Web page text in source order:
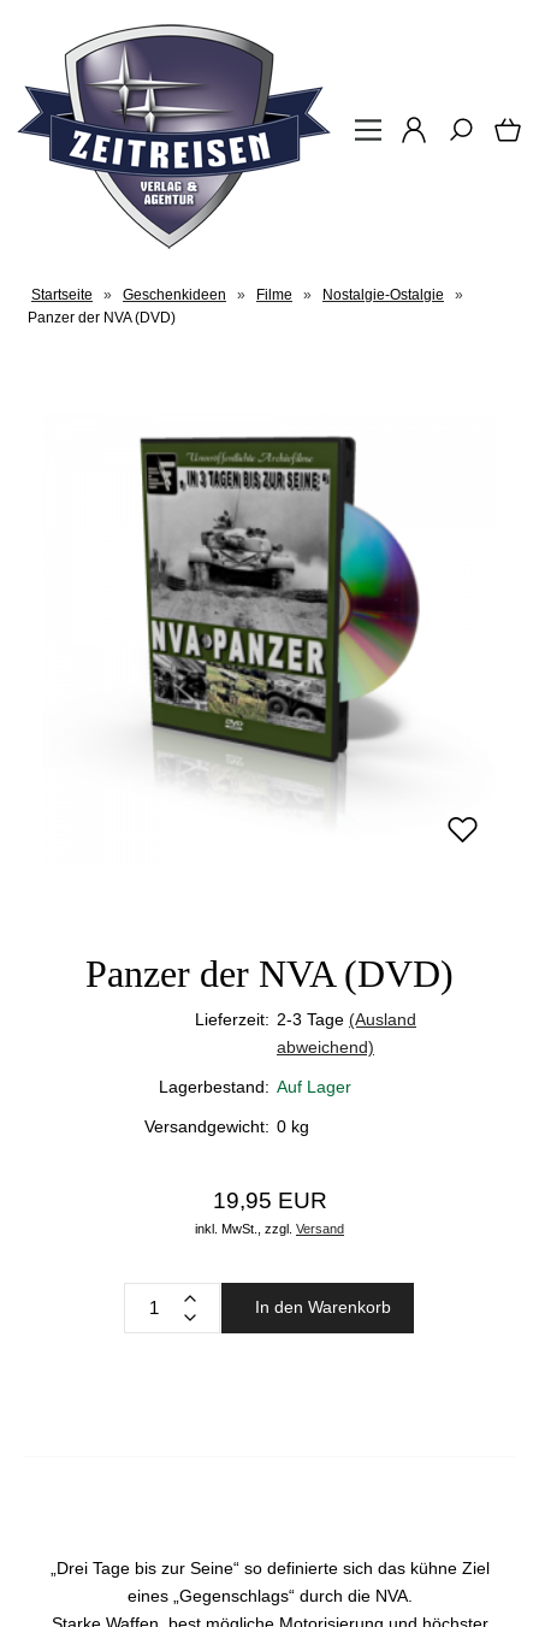
Startseite » Geschenkideen » Filme » Nostalgie-Ostalgie
»
Panzer der NVA (DVD)
Panzer der NVA (DVD)
Lieferzeit: 2-3 Tage (Ausland
abweichend)
Lagerbestand: Auf Lager
Versandgewicht: 0 kg
19,95 EUR
inkl. MwSt., zzgl. Versand
In den Warenkorb
„Drei Tage bis zur Seine“ so definierte sich das kühne Ziel
eines „Gegenschlags“ durch die NVA.
Starke Waffen, best mögliche Motorisierung und höchster